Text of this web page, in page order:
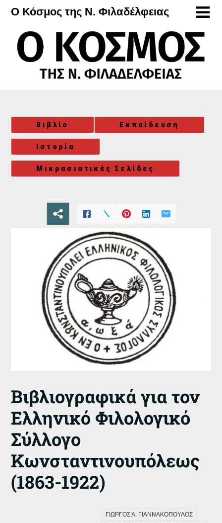
Μετάβαση
περιεχόμενο
Ο Κόσμος της Ν. Φιλαδέλφειας
Βιβλίο Εκπαίδευση
Ιστορία
Μικρασιατικές Σελίδες
Βιβλιογραφικά για τον
Ελληνικό Φιλολογικό
Σύλλογο
Κωνσταντινουπόλεως
(1863-1922)
ΓΙΩΡΓΟΣ Α. ΓΙΑΝΝΑΚΟΠΟΥΛΟΣ